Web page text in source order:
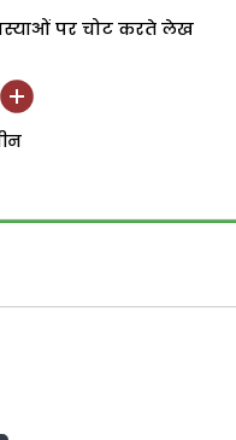
पर चोट करते लेख